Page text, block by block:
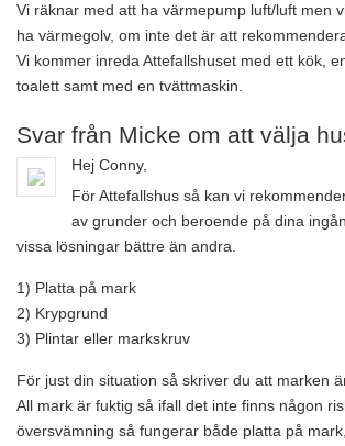
Vi räknar med att ha värmepump luft/luft men
ha värmegolv, om inte det är att
Vi kommer inreda Attefallshuset med ett kök,
toalett samt med en tvättmaskin.
Svar från Micke om att välja
Hej Conny,
För Attefallshus så kan vi
av grunder och beroende på dina
vissa lösningar bättre än andra.
1) Platta på mark
2) Krypgrund
3) Plintar eller markskruv
För just din situation så skriver du att marken
All mark är fuktig så ifall det inte finns någon
översvämning så fungerar både platta på